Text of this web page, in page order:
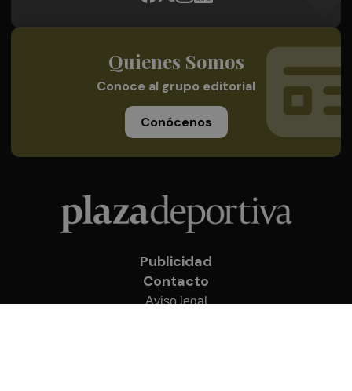
Quienes Somos
Conoce al grupo editorial
Conócenos
Publicidad
Contacto
Aviso legal